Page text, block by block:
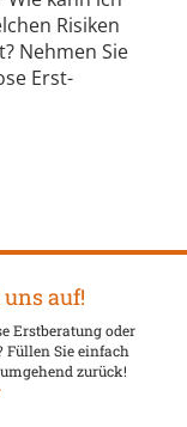
Risiken
Nehmen Sie
Erst-
auf!
Erstberatung oder
Füllen Sie einfach
zurück!